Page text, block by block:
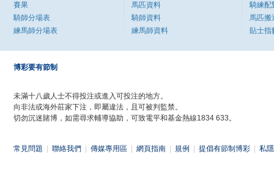
賽果
騎師分場表
練馬師分場表
馬匹資料
騎師資料
練馬師資料
騎練配
馬匹搬
貼士指
博彩要有節制
未滿十八歲人士不得投注或進入可投注的地方。
向非法或海外莊家下注，即屬違法，且可被判監禁。
切勿沉迷賭博，如需尋求輔導協助，可致電平和基金熱線1834 633。
常見問題 聯絡我們 傳媒專用區 網頁指南 規例 提倡有節制博彩 私